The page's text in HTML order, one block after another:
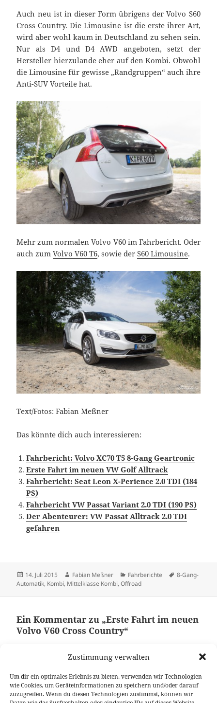
Zustimmung verwalten
Um dir ein optimales Erlebnis zu bieten, verwenden wir Technologien
wie Cookies, um Geräteinformationen zu speichern und/oder darauf
zuzugreifen. Wenn du diesen Technologien zustimmst, können wir
Auch neu ist in dieser Form übrigens der Volvo S60
Cross Country. Die Limousine ist die erste ihrer Art,
wird aber wohl kaum in Deutschland zu sehen sein.
Nur als D4 und D4 AWD angeboten, setzt der
Hersteller hierzulande eher auf den Kombi. Obwohl
die Limousine für gewisse „Randgruppen“ auch ihre
Anti-SUV Vorteile hat.
Mehr zum normalen Volvo V60 im Fahrbericht. Oder
auch zumVolvo V60 T6, sowie derS60 Limousine.
Text/Fotos: Fabian Meßner
Das könnte dich auch interessieren:
Fahrbericht: Volvo XC70 T5 8-Gang Geartronic
Erste Fahrt im neuen VW Golf Alltrack
Fahrbericht: Seat Leon X-Perience 2.0 TDI (184
PS)
Fahrbericht VW Passat Variant 2.0 TDI (190 PS)
Der Abenteurer: VW Passat Alltrack 2.0 TDI
gefahren
Veröffentlicht
am
14. Juli 2015 Autor
Fabian Meßner Kategorien
Fahrberichte Schlagwörter
8-Gang-
Automatik, Kombi, Mittelklasse Kombi,Offroad
Ein Kommentar zu „Erste Fahrt im neuen
Volvo V60 Cross Country“